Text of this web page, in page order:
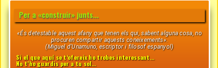
Per a «construir» junts...
«És detestable aquest afany que tenen els qui, sabent alguna cosa, no
procuren compartir aquests coneixements».
(Miguel d'Unamuno, escriptor i filosof espanyol)
Si el que aquí se t‘ofereix ho trobes interessant…
No t’ho guardis per a tu sol…